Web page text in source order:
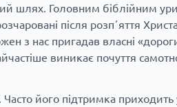
шлях. Головним біблійним
після розпʼяття Христа
з нас пригадав власні
виникає почуття
його підтримка приходить